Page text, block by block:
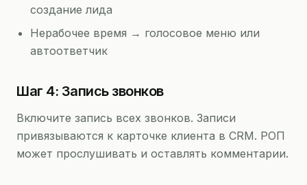
создание лида
Нерабочее время → голосовое меню или
автоответчик
Шаг 4: Запись звонков
Включите запись всех звонков. Записи
привязываются к карточке клиента в CRM. РОП
может прослушивать и оставлять комментарии.